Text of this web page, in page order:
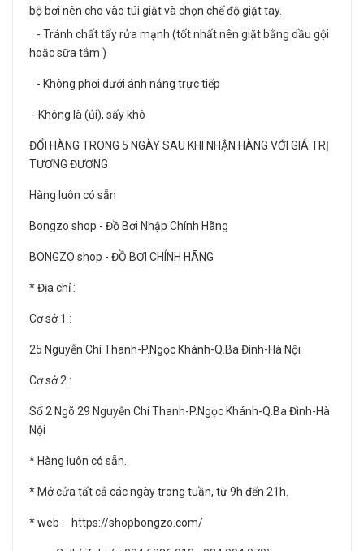
bộ bơi nên cho vào túi giặt và chọn chế độ giặt tay.
- Tránh chất tẩy rửa mạnh (tốt nhất nên giặt bằng dầu gội
hoặc sữa tắm )
- Không phơi dưới ánh nắng trực tiếp
- Không là (ủi), sấy khô
ĐỔI HÀNG TRONG 5 NGÀY SAU KHI NHẬN HÀNG VỚI GIÁ TRỊ
TƯƠNG ĐƯƠNG
Hàng luôn có sẵn
Bongzo shop - Đồ Bơi Nhập Chính Hãng
BONGZO shop - ĐỒ BƠI CHÍNH HÃNG
* Địa chỉ :
Cơ sở 1 :
25 Nguyễn Chí Thanh-P.Ngọc Khánh-Q.Ba Đình-Hà Nội
Cơ sở 2 :
Số 2 Ngõ 29 Nguyễn Chí Thanh-P.Ngọc Khánh-Q.Ba Đình-Hà
Nội
* Hàng luôn có sẵn.
* Mở cửa tất cả các ngày trong tuần, từ 9h đến 21h.
* web : https://shopbongzo.com/